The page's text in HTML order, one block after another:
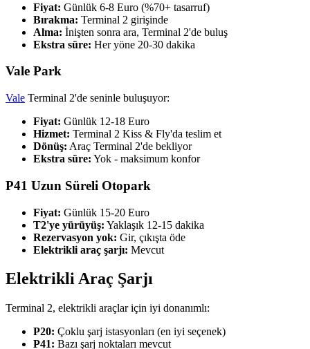
Fiyat: Günlük 6-8 Euro (%70+ tasarruf)
Bırakma: Terminal 2 girişinde
Alma: İnişten sonra ara, Terminal 2'de buluş
Ekstra süre: Her yöne 20-30 dakika
Vale Park
Vale Terminal 2'de seninle buluşuyor:
Fiyat: Günlük 12-18 Euro
Hizmet: Terminal 2 Kiss & Fly'da teslim et
Dönüş: Araç Terminal 2'de bekliyor
Ekstra süre: Yok - maksimum konfor
P41 Uzun Süreli Otopark
Fiyat: Günlük 15-20 Euro
T2'ye yürüyüş: Yaklaşık 12-15 dakika
Rezervasyon yok: Gir, çıkışta öde
Elektrikli araç şarjı: Mevcut
Elektrikli Araç Şarjı
Terminal 2, elektrikli araçlar için iyi donanımlı:
P20: Çoklu şarj istasyonları (en iyi seçenek)
P41: Bazı şarj noktaları mevcut